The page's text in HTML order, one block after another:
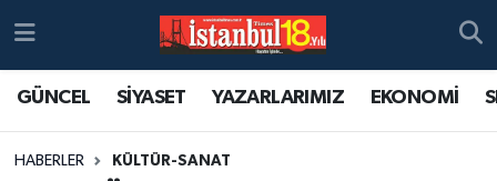
GÜNCEL SİYASET YAZARLARIMIZ EKONOMİ
HABERLER KÜLTÜR-SANAT